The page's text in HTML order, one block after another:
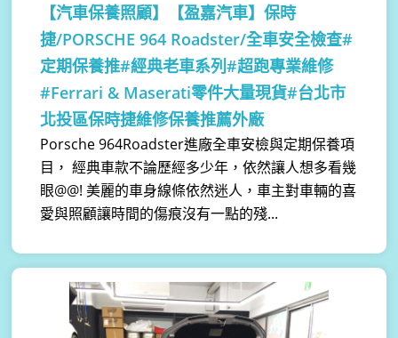
【汽車保養照顧】
【盈嘉汽車】保時
捷/PORSCHE 964 Roadster/全車安全檢查#
定期保養推#經典老車系列#超跑專業維修
#Ferrari & Maserati零件大量現貨#台北市
北投區保時捷維修保養推薦外廠
Porsche 964Roadster進廠全車安檢與定期保養項
目， 經典車款不論歷經多少年，依然讓人想多看幾
眼@@! 美麗的車身線條依然迷人，車主對車輛的喜
愛與照顧讓時間的傷痕沒有一點的殘...